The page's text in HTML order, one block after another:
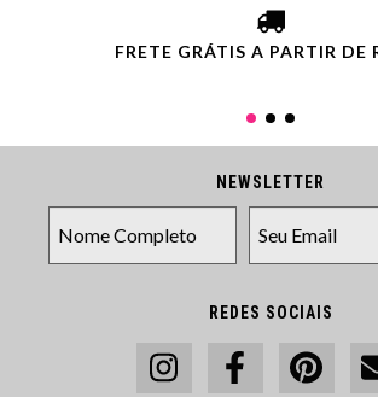
FRETE GRÁTIS A PARTIR DE
NEWSLETTER
REDES SOCIAIS